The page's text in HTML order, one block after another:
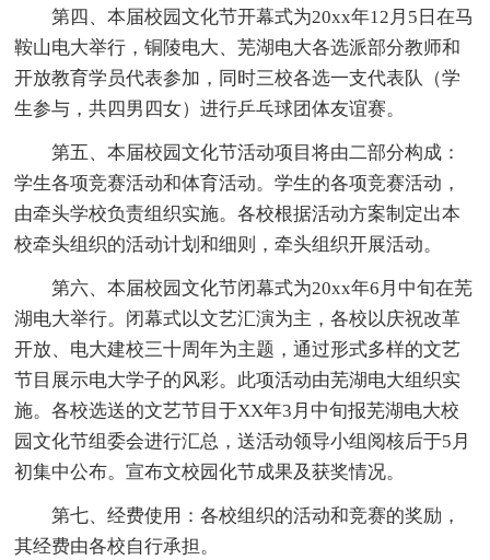
第四、本届校园文化节开幕式为20xx年12月5日在马
鞍山电大举行，铜陵电大、芜湖电大各选派部分教师和
开放教育学员代表参加，同时三校各选一支代表队（学
生参与，共四男四女）进行乒乓球团体友谊赛。
第五、本届校园文化节活动项目将由二部分构成：
学生各项竞赛活动和体育活动。学生的各项竞赛活动，
由牵头学校负责组织实施。各校根据活动方案制定出本
校牵头组织的活动计划和细则，牵头组织开展活动。
第六、本届校园文化节闭幕式为20xx年6月中旬在芜
湖电大举行。闭幕式以文艺汇演为主，各校以庆祝改革
开放、电大建校三十周年为主题，通过形式多样的文艺
节目展示电大学子的风彩。此项活动由芜湖电大组织实
施。各校选送的文艺节目于XX年3月中旬报芜湖电大校
园文化节组委会进行汇总，送活动领导小组阅核后于5月
初集中公布。宣布文校园化节成果及获奖情况。
第七、经费使用：各校组织的活动和竞赛的奖励，
其经费由各校自行承担。